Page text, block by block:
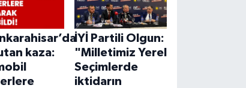
kaza:
İYİ Partili Olgun:
"Milletimiz Yerel
Seçimlerde
iktidarın